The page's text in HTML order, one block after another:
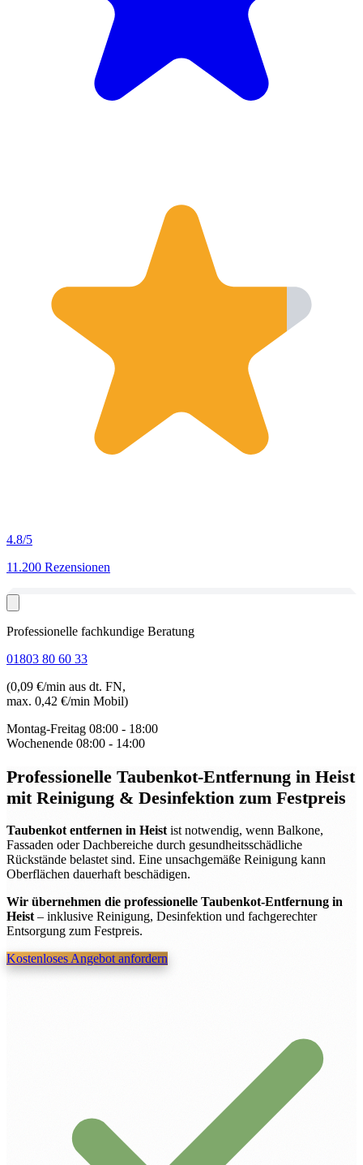
4.8/5
11.200 Rezensionen
Professionelle fachkundige Beratung
01803 80 60 33
(0,09 €/min aus dt. FN,
max. 0,42 €/min Mobil)
Montag-Freitag 08:00 - 18:00
Wochenende 08:00 - 14:00
Professionelle Taubenkot-Entfernung in Heist
mit Reinigung & Desinfektion zum Festpreis
Taubenkot entfernen in Heist ist notwendig, wenn Balkone,
Fassaden oder Dachbereiche durch gesundheitsschädliche
Rückstände belastet sind. Eine unsachgemäße Reinigung kann
Oberflächen dauerhaft beschädigen.
Wir übernehmen die professionelle Taubenkot-Entfernung in
Heist– inklusive Reinigung, Desinfektion und fachgerechter
Entsorgung zum Festpreis.
Kostenloses Angebot anfordern